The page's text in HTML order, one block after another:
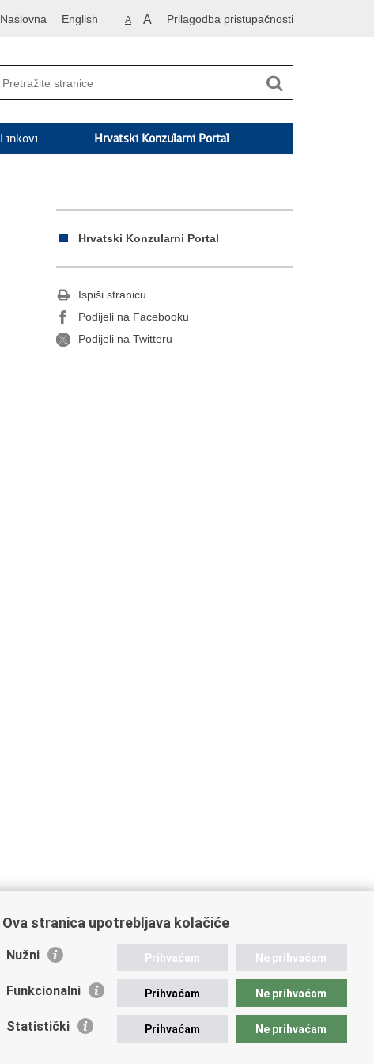
Naslovna English A A Prilagodba pristupačnosti
Linkovi Hrvatski Konzularni Portal
Hrvatski Konzularni Portal
Ispiši stranicu
Podijeli na Facebooku
Podijeli na Twitteru
Ova stranica upotrebljava kolačiće
Nužni Prihvaćam Ne prihvaćam
Funkcionalni Prihvaćam Ne prihvaćam
Statistički Prihvaćam Ne prihvaćam